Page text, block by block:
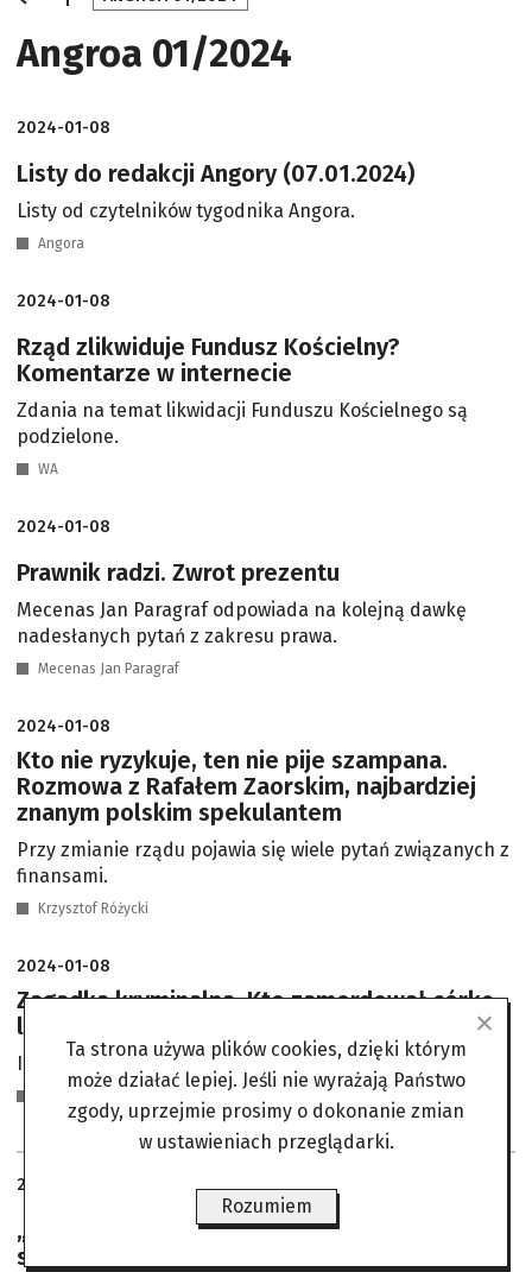
Angroa 01/2024
2024-01-08
Listy do redakcji Angory (07.01.2024)
Listy od czytelników tygodnika Angora.
Angora
2024-01-08
Rząd zlikwiduje Fundusz Kościelny?
Komentarze w internecie
Zdania na temat likwidacji Funduszu Kościelnego są
podzielone.
WA
2024-01-08
Prawnik radzi. Zwrot prezentu
Mecenas Jan Paragraf odpowiada na kolejną dawkę
nadesłanych pytań z zakresu prawa.
Mecenas Jan Paragraf
2024-01-08
Kto nie ryzykuje, ten nie pije szampana.
Rozmowa z Rafałem Zaorskim, najbardziej
znanym polskim spekulantem
Przy zmianie rządu pojawia się wiele pytań związanych z
finansami.
Krzysztof Różycki
2024-01-08
Zagadka kryminalna. Kto zamordował córkę
lekarza?
Inspektor Nerak musi rozwiązać kolejną zagadkę.
2024-01-06
„19.30”. Rozmowa z GRZEGORZEM SAJÓREM –
szefem Telewizyjnej Agencji Informacyjnej
Ta strona używa plików cookies, dzięki którym
może działać lepiej. Jeśli nie wyrażają Państwo
zgody, uprzejmie prosimy o dokonanie zmian
w ustawieniach przeglądarki.
Rozumiem